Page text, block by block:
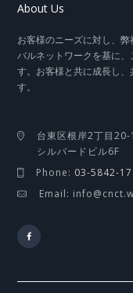
About Us
お客様のニーズに対し、
バルネットワークを基に
す。お客様と共に成長し
す。
台東区根岸2丁目
シルバードビル6F
Phone: 03-5842-
Email: